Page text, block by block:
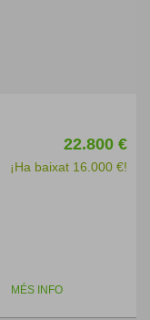
22.800 €
¡Ha baixat 16.000 €!
MÉS INFO